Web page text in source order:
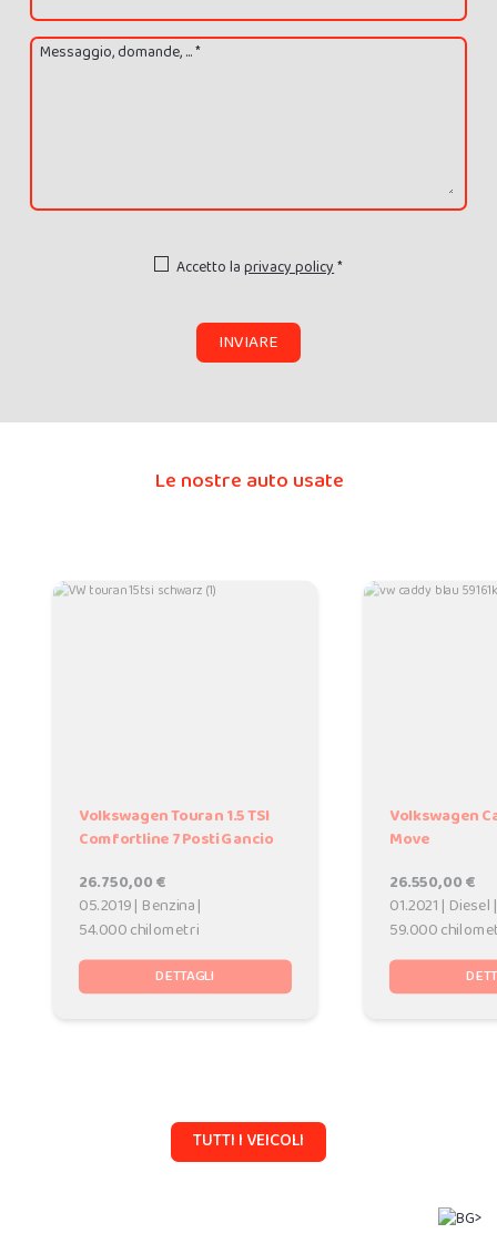
Messaggio, domande, ... *
Accetto laprivacy policy*
INVIARE
Le nostre auto usate
Volkswagen Touran 1.5 TSI
Comfortline 7Posti Gancio
26.750,00 €
05.2019 | Benzina |
54.000 chilometri
DETTAGLI
Volkswagen
Move
26.550,00 €
01.2021 | Diesel
59.000
TUTTI I VEICOLI